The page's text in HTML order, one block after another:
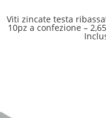
Viti zincate testa
10pz a confezione –